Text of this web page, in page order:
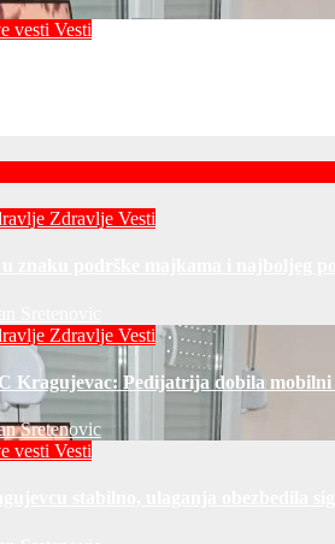
vesti Vesti
Zdravlje Vesti
Zdravlje Vesti
Kragujevac: Pedijatrija dobila
Sretenovic
vesti Vesti